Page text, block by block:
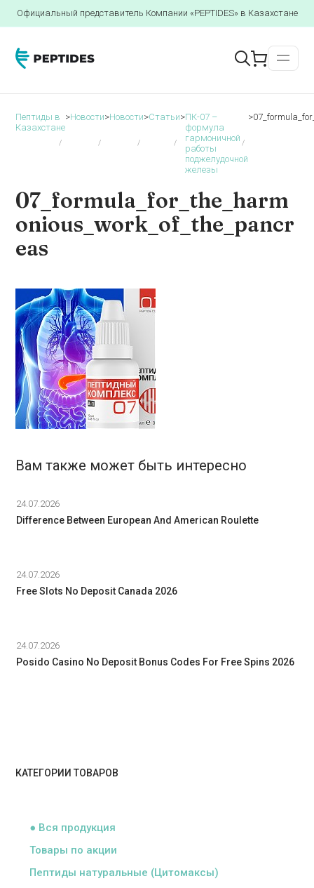
Официальный представитель Компании «PEPTIDES» в Казахстане
Пептиды в
Казахстане
>Новости>Новости>Статьи>ПК-07 –
формула
гармоничной
работы
поджелудочной
железы
>
07_formula_for_the_harm
onious_work_of_the_pancr
eas
Вам также может быть интересно
24.07.2026
Difference Between European And American Roulette
24.07.2026
Free Slots No Deposit Canada 2026
24.07.2026
Posido Casino No Deposit Bonus Codes For Free Spins 2026
КАТЕГОРИИ ТОВАРОВ
● Вся продукция
Товары по акции
Пептиды натуральные (Цитомаксы)